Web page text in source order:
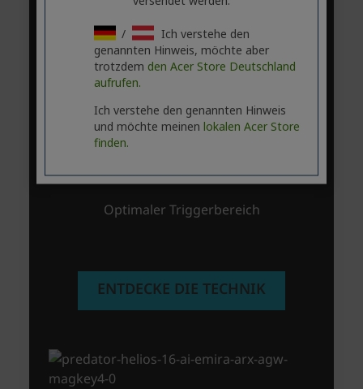
/
Ich verstehe den
genannten Hinweis, möchte aber
trotzdem den Acer Store Deutschland
aufrufen.
Ich verstehe den genannten Hinweis
und möchte meinen lokalen Acer Store
finden.